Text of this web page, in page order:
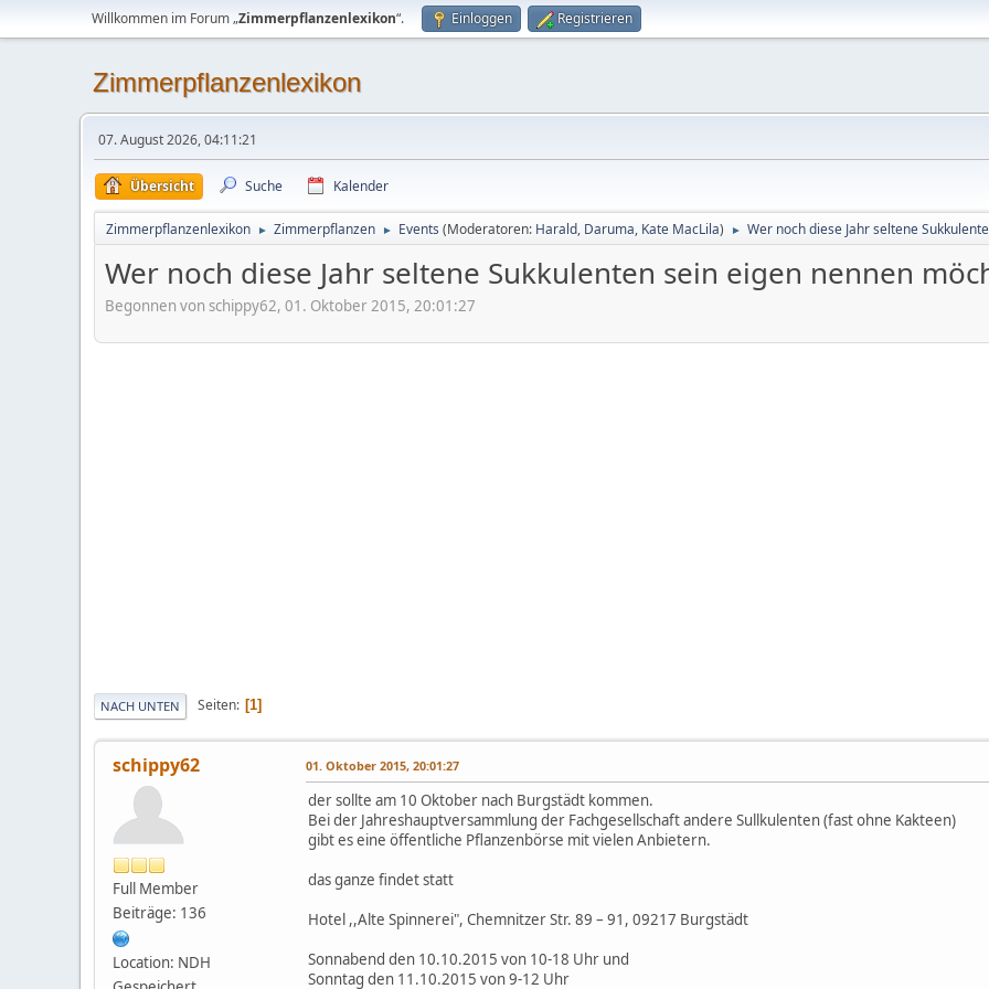
Willkommen im Forum „Zimmerpflanzenlexikon“. Einloggen Registrieren
Zimmerpflanzenlexikon
07. August 2026, 04:11:21
Übersicht Suche Kalender
Zimmerpflanzenlexikon ► Zimmerpflanzen ► Events (Moderatoren: Harald, Daruma, Kate MacLila) ► Wer noch diese Jahr seltene
Wer noch diese Jahr seltene Sukkulenten sein eigen nennen
Begonnen von schippy62, 01. Oktober 2015, 20:01:27
NACH UNTEN Seiten 1
schippy62
Full Member
Beiträge: 136
Location: NDH
01. Oktober 2015, 20:01:27
der sollte am 10 Oktober nach Burgstädt kommen.
Bei der Jahreshauptversammlung der Fachgesellschaft andere Sullkulenten (fast ohne Kakteen)
gibt es eine öffentliche Pflanzenbörse mit vielen Anbietern.
das ganze findet statt
Hotel ,,Alte Spinnerei", Chemnitzer Str. 89 – 91, 09217 Burgstädt
Sonnabend den 10.10.2015 von 10-18 Uhr und
Sonntag den 11.10.2015 von 9-12 Uhr